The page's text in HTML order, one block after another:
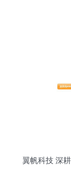
翼帆科技 深